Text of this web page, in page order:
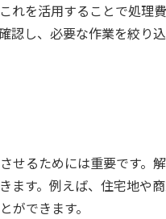
れを活用することで処理
し、必要な作業を絞り込
せるためには重要です。
ます。例えば、住宅地や
ができます。